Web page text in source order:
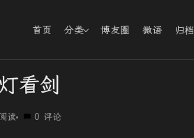
首页 分类 博友圈 微语 归档
看剑
读 0 评论